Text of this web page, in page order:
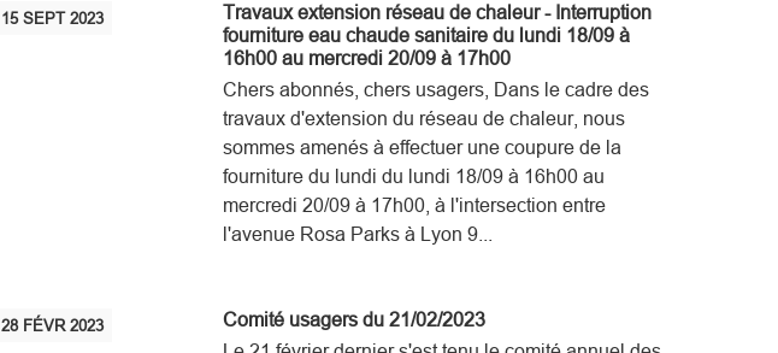
15SEPT2023
Travaux extension réseau de chaleur - Interruption
fourniture eau chaude sanitaire du lundi 18/09 à
16h00 au mercredi 20/09 à 17h00
Chers abonnés, chers usagers, Dans le cadre des
travaux d'extension du réseau de chaleur, nous
sommes amenés à effectuer une coupure de la
fourniture du lundi du lundi 18/09 à 16h00 au
mercredi 20/09 à 17h00, à l'intersection entre
l'avenue Rosa Parks à Lyon 9...
28 FÉVR 2023
Comité usagers du 21/02/2023